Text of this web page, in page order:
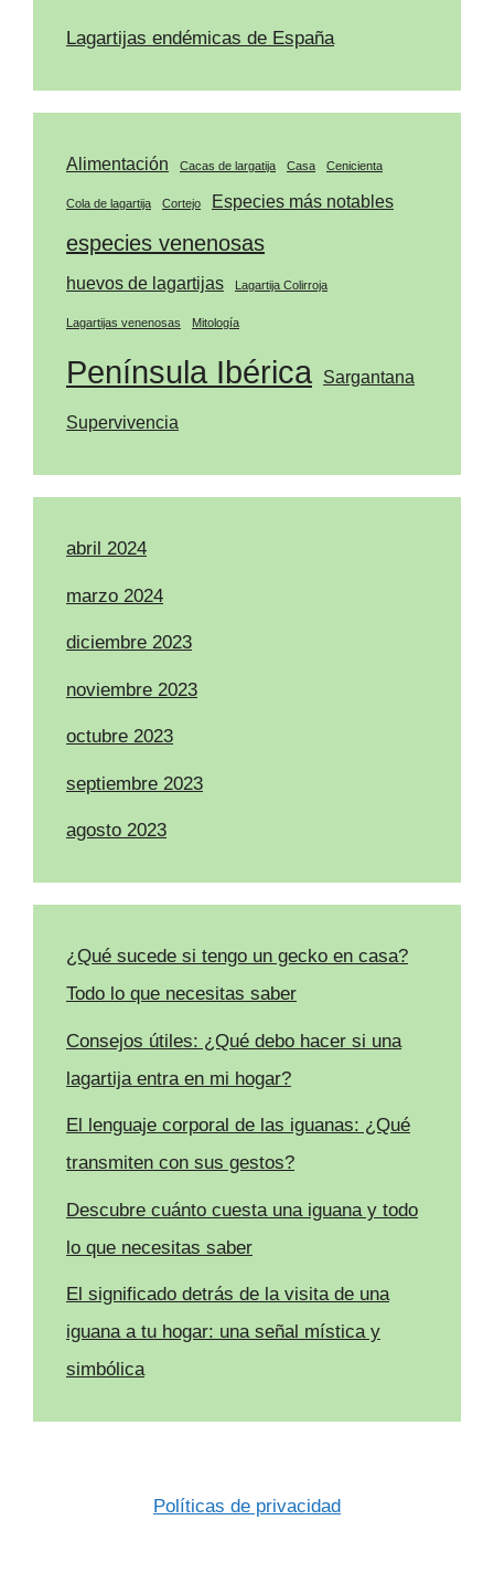
Lagartijas endémicas de España
Alimentación Cacas de largatija Casa Cenicienta
Cola de lagartija Cortejo Especies más notables
especies venenosas
huevos de lagartijas Lagartija Colirroja
Lagartijas venenosas Mitología
Península Ibérica Sargantana
Supervivencia
abril 2024
marzo 2024
diciembre 2023
noviembre 2023
octubre 2023
septiembre 2023
agosto 2023
¿Qué sucede si tengo un gecko en casa?
Todo lo que necesitas saber
Consejos útiles: ¿Qué debo hacer si una
lagartija entra en mi hogar?
El lenguaje corporal de las iguanas: ¿Qué
transmiten con sus gestos?
Descubre cuánto cuesta una iguana y todo
lo que necesitas saber
El significado detrás de la visita de una
iguana a tu hogar: una señal mística y
simbólica
Políticas de privacidad